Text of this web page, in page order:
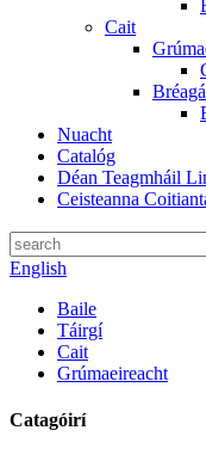
Cait
Nuacht
Catalóg
Déan Teagmháil
Ceisteanna
English
Baile
Táirgí
Cait
Grúmaeireacht
Catagóirí